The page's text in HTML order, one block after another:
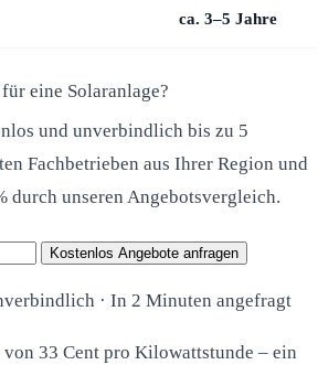
ca. 3–5 Jahre
eine Solaranlage?
und unverbindlich bis zu 5
Fachbetrieben aus Ihrer Region und
durch unseren Angebotsvergleich.
Kostenlos Angebote anfragen
· In 2 Minuten angefragt
33 Cent pro Kilowattstunde – ein